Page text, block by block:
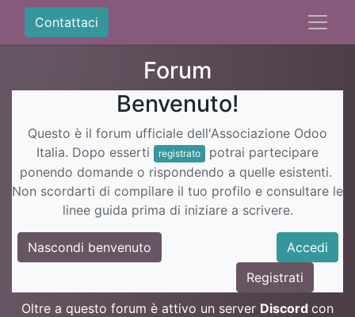
Contattaci
Forum
Benvenuto!
Questo è il forum ufficiale dell'Associazione Odoo
Italia. Dopo esserti
registrato
potrai partecipare
ponendo domande o rispondendo a quelle esistenti.
Non scordarti di compilare il tuo profilo e consultare le
linee guida prima di iniziare a scrivere.
Nascondi benvenuto
Accedi
Registrati
Oltre a questo forum è attivo un server Discord con